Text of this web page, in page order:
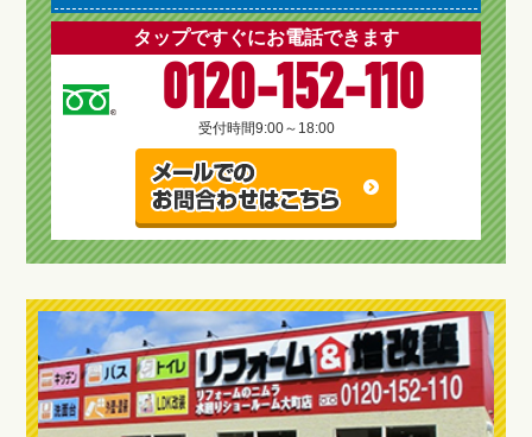
タップですぐにお電話できます
0120-152-110
受付時間9:00～18:00